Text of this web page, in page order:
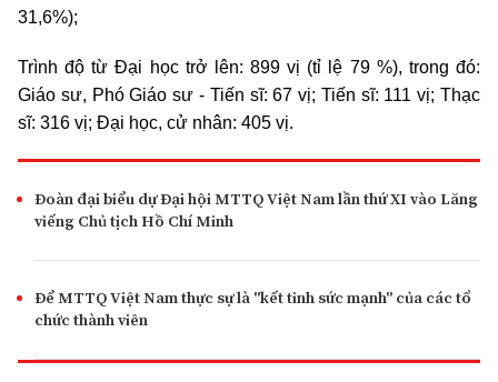
31,6%);
Trình độ từ Đại học trở lên: 899 vị (tỉ lệ 79 %), trong đó:
Giáo sư, Phó Giáo sư - Tiến sĩ: 67 vị; Tiến sĩ: 111 vị; Thạc
sĩ: 316 vị; Đại học, cử nhân: 405 vị.
Đoàn đại biểu dự Đại hội MTTQ Việt Nam lần thứ XI vào Lăng
viếng Chủ tịch Hồ Chí Minh
Để MTTQ Việt Nam thực sự là "kết tinh sức mạnh" của các tổ
chức thành viên